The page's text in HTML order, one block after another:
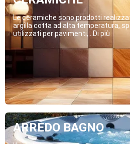
Le ceramiche sono prodotti
argilla cotta ad alta temperatura,
utilizzati per pavimenti,...Di più
ARREDO BAGNO